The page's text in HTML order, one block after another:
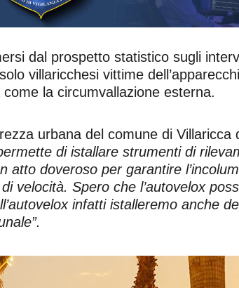
dal prospetto statistico sugli
villaricchesi vittime
la circumvallazione esterna.
urbana del comune di Villaricca
di istallare strumenti di
atto doveroso per garantire
velocità. Spero che l’autovelox
infatti istalleremo anche